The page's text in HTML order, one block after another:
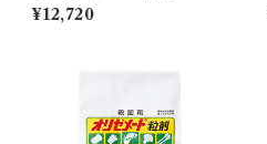
ｇ 【1箱】8袋入
¥12,720